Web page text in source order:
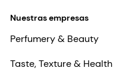
Nuestras empresas
Perfumery & Beauty
Taste, Texture & Health